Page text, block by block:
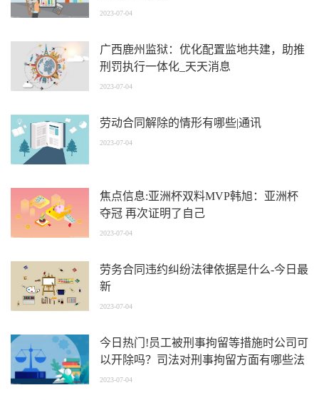
2023-07-04
广西鹿州监狱：优化配置监地共建，助推
刑罚执行一体化_天天消息
2023-07-04
劳动合同解除的情形有哪些|通讯
2023-07-04
焦点信息:亚洲杯双料MVP韩旭：亚洲杯
夺冠 再次证明了自己
2023-07-04
劳务合同违约纠纷法律依据是什么-今日最
新
2023-07-04
今日热门!员工被刑事拘留等措施时公司可
以开除吗？司法对刑事拘留方面有哪些法
律规定？
2023-07-04